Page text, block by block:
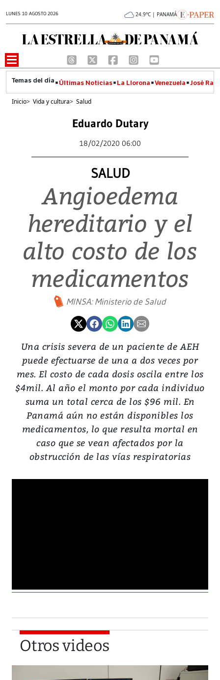
LUNES 10 AGOSTO 2026 24.9°C | PANAMÁ
Últimas Noticias La Llorona Venezuela José
Inicio> Vida y cultura> Salud
Eduardo Dutary
18/02/2020 06:00
SALUD
Angioedema
hereditario y el
alto costo de los
medicamentos
MINSA: Ministerio de Salud
Una crisis severa de un paciente de AEH
puede efectuarse de una a dos veces por
mes. El costo de cada dosis oscila entre los
$4mil. Al año el monto por cada individuo
suma un total cerca de los $96 mil. En
Panamá aún no están disponibles los
medicamentos, lo que resulta mortal en
caso que se vean afectados por la
obstrucción de las vías respiratorias
Otros videos